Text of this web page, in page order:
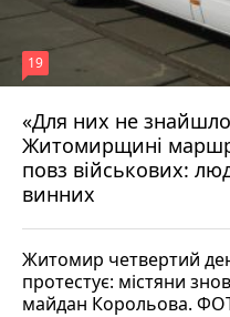
«Для них не
Житомирщині
повз військових:
винних
19
17 липня 2026 р.
Житомир четвертий
протестує: містяни
майдан Корольова.